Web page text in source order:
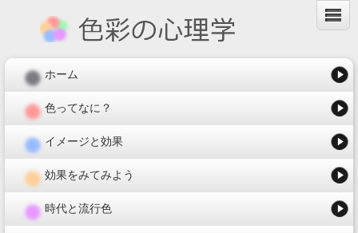
ホーム
色ってなに？
イメージと効果
効果をみてみよう
時代と流行色